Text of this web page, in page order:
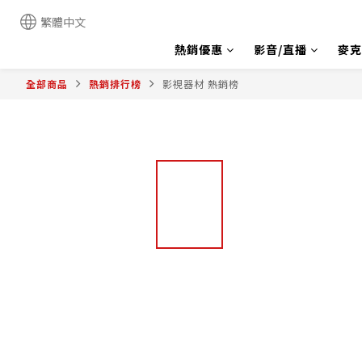
繁體中文
熱銷優惠
影音/直播 麥
全部商品 熱銷排行榜 影視器材 熱銷榜